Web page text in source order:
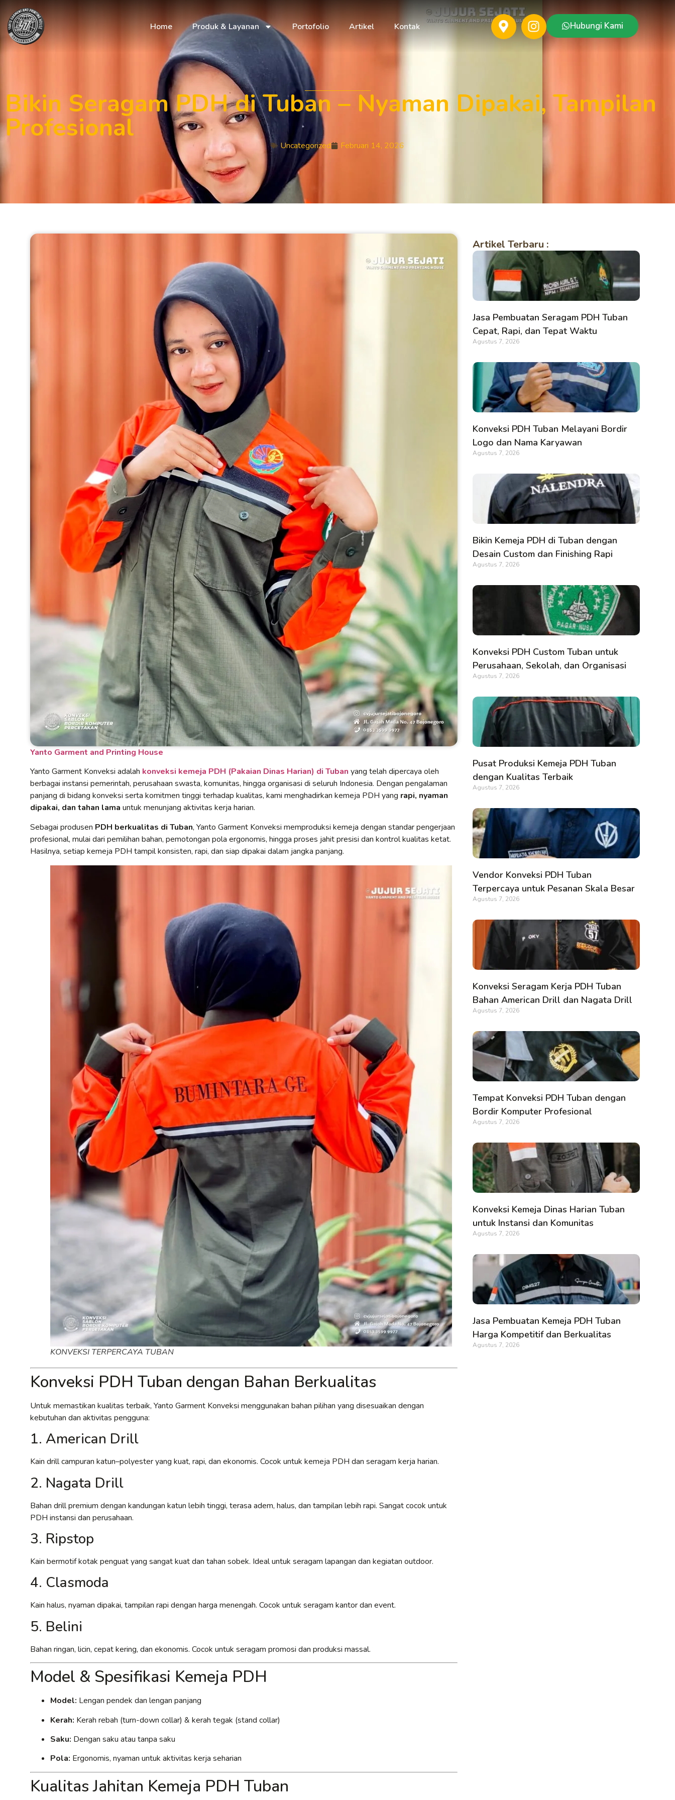
Home Produk & Layanan Portofolio Artikel Kontak Hubungi Kami
Bikin Seragam PDH di Tuban – Nyaman Dipakai, Tampilan
Profesional
Uncategorized Februari 14, 2026
Yanto Garment and Printing House
Yanto Garment Konveksi adalah konveksi kemeja PDH (Pakaian Dinas Harian) di Tuban yang telah dipercaya oleh
berbagai instansi pemerintah, perusahaan swasta, komunitas, hingga organisasi di seluruh Indonesia. Dengan pengalaman
panjang di bidang konveksi serta komitmen tinggi terhadap kualitas, kami menghadirkan kemeja PDH yang rapi, nyaman
dipakai, dan tahan lama untuk menunjang aktivitas kerja harian.
Sebagai produsen PDH berkualitas di Tuban, Yanto Garment Konveksi memproduksi kemeja dengan standar pengerjaan
profesional, mulai dari pemilihan bahan, pemotongan pola ergonomis, hingga proses jahit presisi dan kontrol kualitas ketat.
Hasilnya, setiap kemeja PDH tampil konsisten, rapi, dan siap dipakai dalam jangka panjang.
KONVEKSI TERPERCAYA TUBAN
Konveksi PDH Tuban dengan Bahan Berkualitas
Untuk memastikan kualitas terbaik, Yanto Garment Konveksi menggunakan bahan pilihan yang disesuaikan dengan
kebutuhan dan aktivitas pengguna:
1. American Drill
Kain drill campuran katun–polyester yang kuat, rapi, dan ekonomis. Cocok untuk kemeja PDH dan seragam kerja harian.
2. Nagata Drill
Bahan drill premium dengan kandungan katun lebih tinggi, terasa adem, halus, dan tampilan lebih rapi. Sangat cocok untuk
PDH instansi dan perusahaan.
3. Ripstop
Kain bermotif kotak penguat yang sangat kuat dan tahan sobek. Ideal untuk seragam lapangan dan kegiatan outdoor.
4. Clasmoda
Kain halus, nyaman dipakai, tampilan rapi dengan harga menengah. Cocok untuk seragam kantor dan event.
5. Belini
Bahan ringan, licin, cepat kering, dan ekonomis. Cocok untuk seragam promosi dan produksi massal.
Model & Spesifikasi Kemeja PDH
Model: Lengan pendek dan lengan panjang
Kerah: Kerah rebah (turn-down collar) & kerah tegak (stand collar)
Saku: Dengan saku atau tanpa saku
Pola: Ergonomis, nyaman untuk aktivitas kerja seharian
Kualitas Jahitan Kemeja PDH Tuban
Artikel Terbaru :
Jasa Pembuatan Seragam PDH Tuban
Cepat, Rapi, dan Tepat Waktu
Agustus 7, 2026
Konveksi PDH Tuban Melayani Bordir
Logo dan Nama Karyawan
Agustus 7, 2026
Bikin Kemeja PDH di Tuban dengan
Desain Custom dan Finishing Rapi
Agustus 7, 2026
Konveksi PDH Custom Tuban untuk
Perusahaan, Sekolah, dan Organisasi
Agustus 7, 2026
Pusat Produksi Kemeja PDH Tuban
dengan Kualitas Terbaik
Agustus 7, 2026
Vendor Konveksi PDH Tuban
Terpercaya untuk Pesanan Skala Besar
Agustus 7, 2026
Konveksi Seragam Kerja PDH Tuban
Bahan American Drill dan Nagata Drill
Agustus 7, 2026
Tempat Konveksi PDH Tuban dengan
Bordir Komputer Profesional
Agustus 7, 2026
Konveksi Kemeja Dinas Harian Tuban
untuk Instansi dan Komunitas
Agustus 7, 2026
Jasa Pembuatan Kemeja PDH Tuban
Harga Kompetitif dan Berkualitas
Agustus 7, 2026